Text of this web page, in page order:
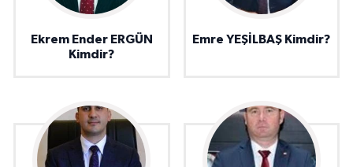
Ekrem Ender ERGÜN
Kimdir?
Emre YEŞİLBAŞ Kimdir?